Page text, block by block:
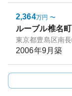
2,364万円 〜
ルーブル椎名町
東京都豊島区南
2006年9月築